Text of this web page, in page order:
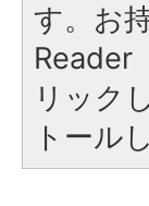
す。お
Reader
リック
トール